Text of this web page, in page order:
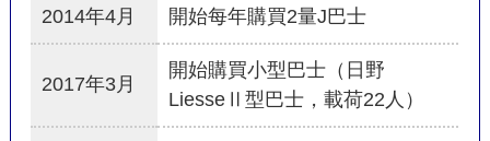
2014年4月 開始每年購買2量J巴士
2017年3月
開始購買小型巴士（日野
LiesseⅡ型巴士，載荷22人）